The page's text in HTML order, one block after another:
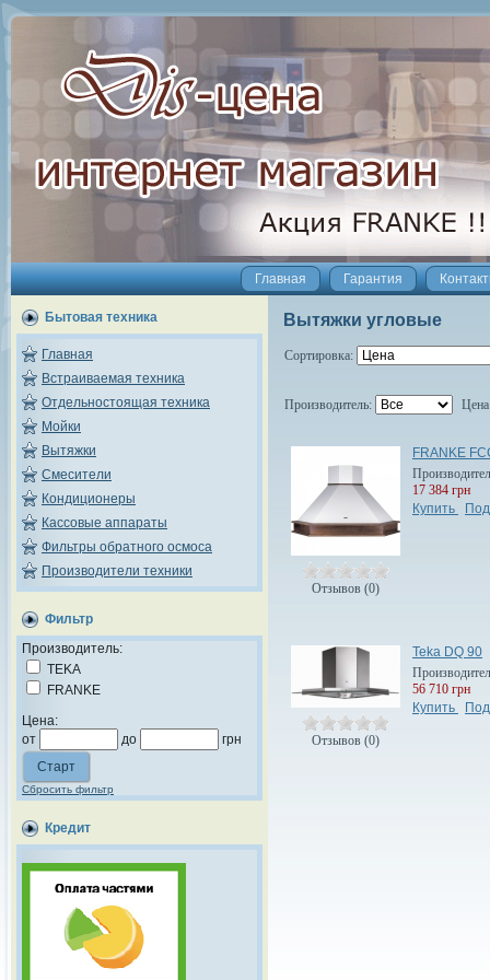
Главная Гарантия
Бытовая техника
Главная
Встраиваемая техника
Отдельностоящая техника
Мойки
Вытяжки
Смесители
Кондиционеры
Кассовые аппараты
Фильтры обратного осмоса
Производители техники
Фильтр
Производитель:
TEKA
FRANKE
Цена:
от
до грн
Сбросить фильтр
Кредит
Вытяжки угловые
Сортировка:
Производитель:
Отзывов (0)
FRANKE
17 384 грн
Купить
Отзывов (0)
Teka DQ 90
56 710 грн
Купить